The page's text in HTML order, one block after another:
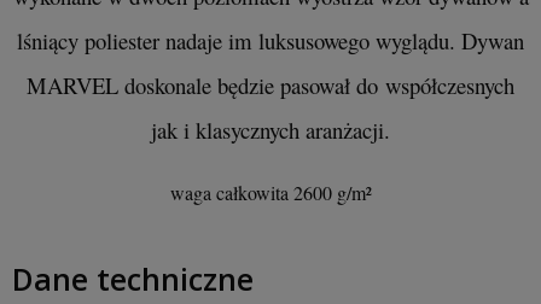
lśniący poliester nadaje im luksusowego wyglądu. Dywan
MARVEL doskonale będzie pasował do współczesnych
jak i klasycznych aranżacji.
waga całkowita 2600 g/m²
Dane techniczne